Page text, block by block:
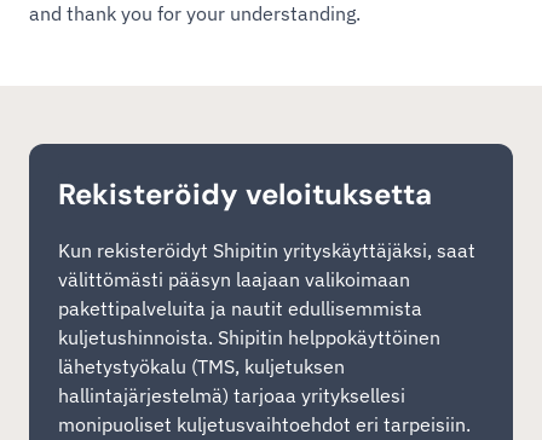
and thank you for your understanding.
Rekisteröidy veloituksetta
Kun rekisteröidyt Shipitin yrityskäyttäjäksi, saat
välittömästi pääsyn laajaan valikoimaan
pakettipalveluita ja nautit edullisemmista
kuljetushinnoista. Shipitin helppokäyttöinen
lähetystyökalu (TMS, kuljetuksen
hallintajärjestelmä) tarjoaa yrityksellesi
monipuoliset kuljetusvaihtoehdot eri tarpeisiin.